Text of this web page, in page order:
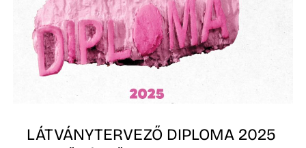
LÁTVÁNYTERVEZŐ DIPLOMA 2025